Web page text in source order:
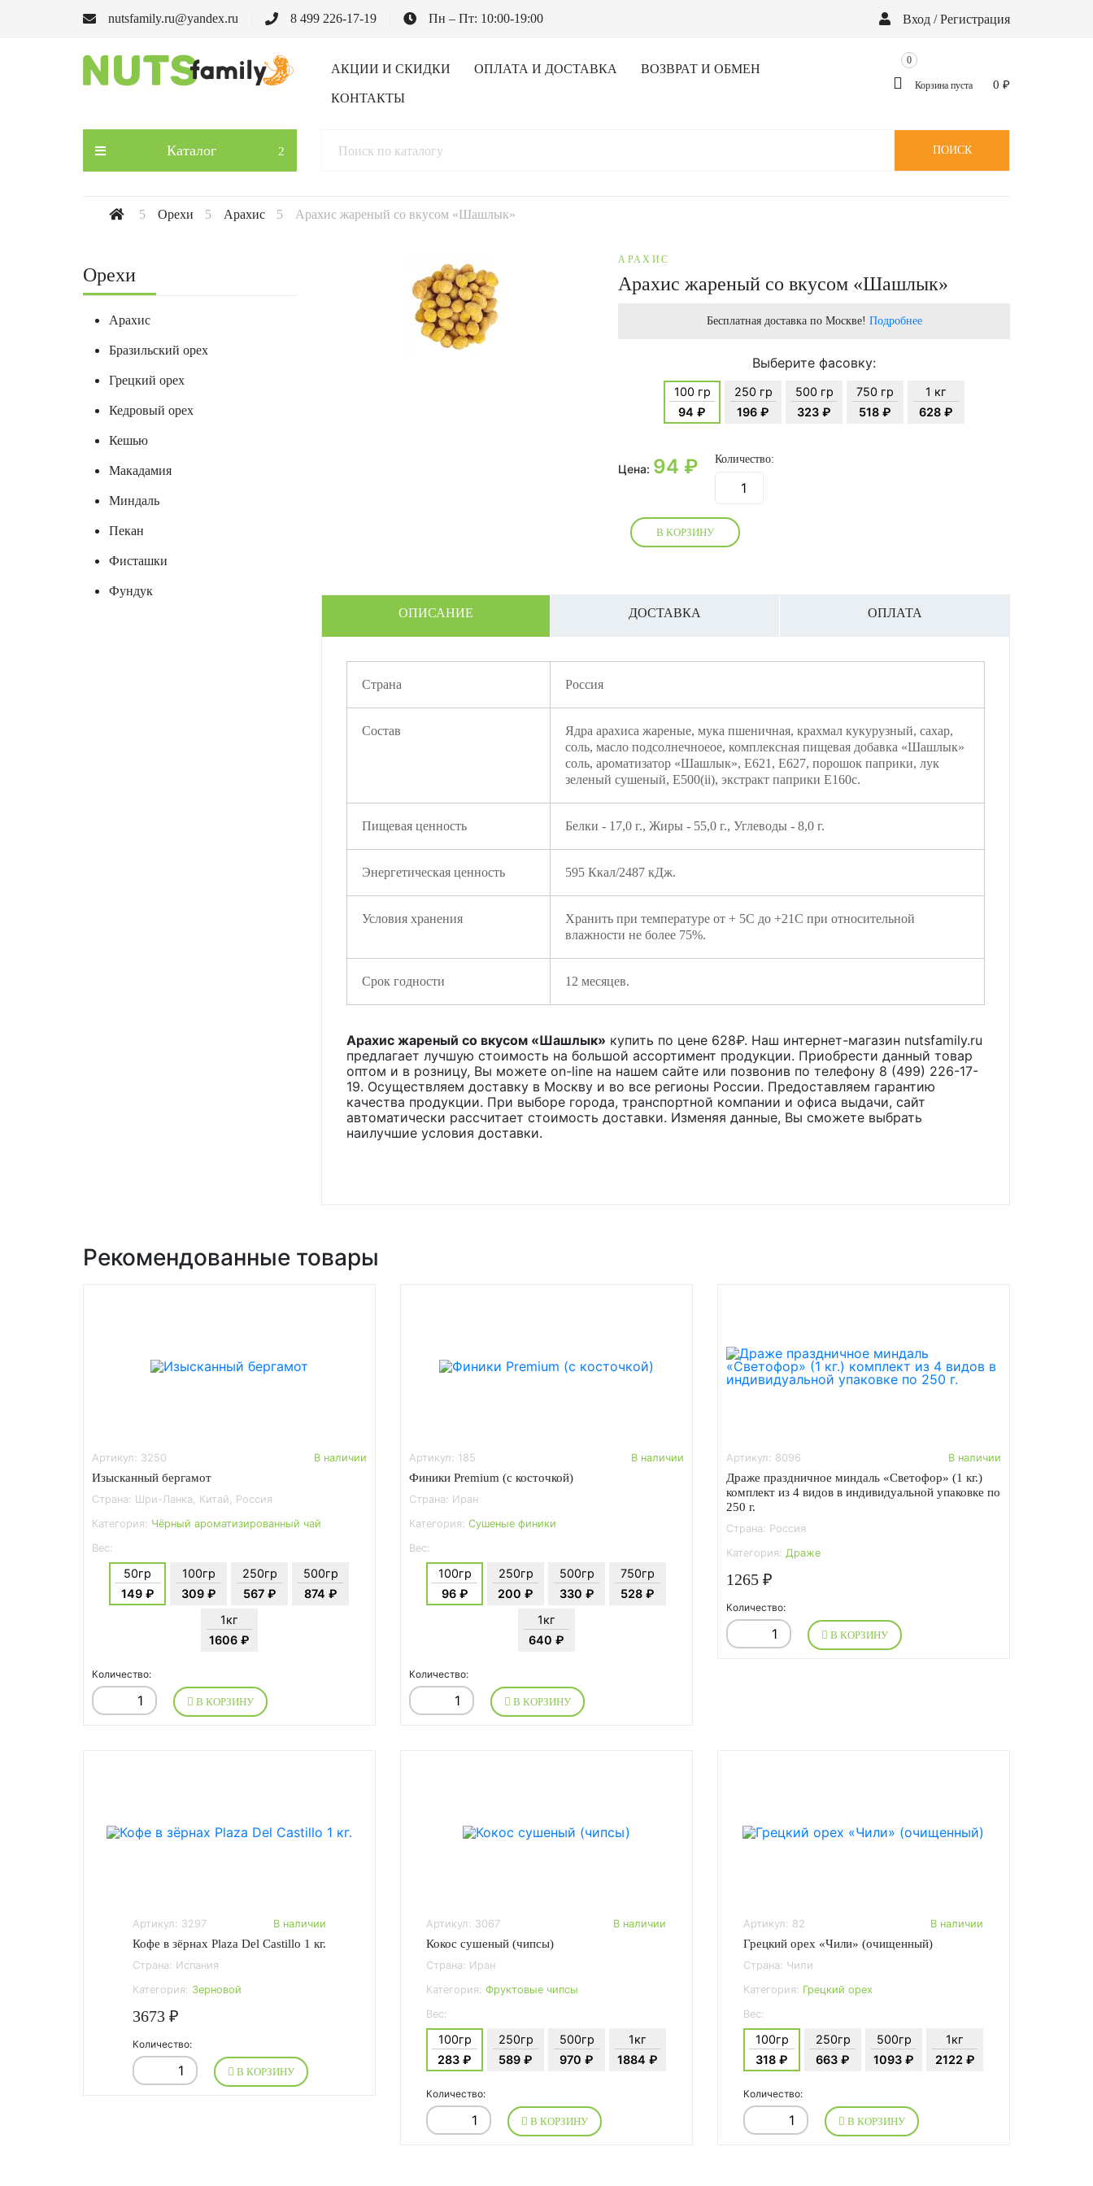
nutsfamily.ru@yandex.ru 8 499 226-17-19 Пн – Пт: 10:00-19:00 Вход / Регистрация
АКЦИИ И СКИДКИ ОПЛАТА И ДОСТАВКА ВОЗВРАТ И ОБМЕН
КОНТАКТЫ
Корзина пуста
0
0 ₽
Каталог ПОИСК
Орехи Арахис Арахис жареный со вкусом «Шашлык»
Орехи
Арахис
Бразильский орех
Грецкий орех
Кедровый орех
Кешью
Макадамия
Миндаль
Пекан
Фисташки
Фундук
АРАХИС
Арахис жареный со вкусом «Шашлык»
Бесплатная доставка по Москве! Подробнее
Выберите фасовку:
100 гр
94 ₽
250 гр
196 ₽
500 гр
323 ₽
750 гр
518 ₽
1 кг
628 ₽
Цена: 94 ₽ Количество:
В КОРЗИНУ
ОПИСАНИЕ ДОСТАВКА ОПЛАТА
Страна Россия
Состав
Ядра арахиса жареные, мука пшеничная, крахмал кукурузный, сахар,
соль, масло подсолнечноеое, комплексная пищевая добавка «Шашлык»
соль, ароматизатор «Шашлык», Е621, Е627, порошок паприки, лук
зеленый сушеный, Е500(ii), экстракт паприки Е160с.
Пищевая ценность Белки - 17,0 г., Жиры - 55,0 г., Углеводы - 8,0 г.
Энергетическая ценность 595 Ккал/2487 кДж.
Условия хранения
Хранить при температуре от + 5С до +21С при относительной
влажности не более 75%.
Срок годности 12 месяцев.
Арахис жареный со вкусом «Шашлык» купить по цене 628₽. Наш интернет-магазин nutsfamily.ru
предлагает лучшую стоимость на большой ассортимент продукции. Приобрести данный товар
оптом и в розницу, Вы можете on-line на нашем сайте или позвонив по телефону 8 (499) 226-17-
19. Осуществляем доставку в Москву и во все регионы России. Предоставляем гарантию
качества продукции. При выборе города, транспортной компании и офиса выдачи, сайт
автоматически рассчитает стоимость доставки. Изменяя данные, Вы сможете выбрать
наилучшие условия доставки.
Рекомендованные товары
Артикул: 3250 В наличии
Изысканный бергамот
Страна: Шри-Ланка, Китай, Россия
Категория: Чёрный ароматизированный чай
Вес:
50гр
149 ₽
100гр
309 ₽
250гр
567 ₽
500гр
874 ₽
1кг
1606 ₽
Количество:
В КОРЗИНУ
Артикул: 185 В наличии
Финики Premium (с косточкой)
Страна: Иран
Категория: Сушеные финики
Вес:
100гр
96 ₽
250гр
200 ₽
500гр
330 ₽
750гр
528 ₽
1кг
640 ₽
Количество:
В КОРЗИНУ
Артикул: 8096 В наличии
Драже праздничное миндаль «Светофор» (1 кг.)
комплект из 4 видов в индивидуальной упаковке по
250 г.
Страна: Россия
Категория: Драже
1265 ₽
Количество:
В КОРЗИНУ
Артикул: 3297 В наличии
Кофе в зёрнах Plaza Del Castillo 1 кг.
Страна: Испания
Категория: Зерновой
3673 ₽
Количество:
В КОРЗИНУ
Артикул: 3067 В наличии
Кокос сушеный (чипсы)
Страна: Иран
Категория:Фруктовые чипсы
Вес:
100гр
283 ₽
250гр
589 ₽
500гр
970 ₽
1кг
1884 ₽
Количество:
В КОРЗИНУ
Артикул: 82 В наличии
Грецкий орех «Чили» (очищенный)
Страна: Чили
Категория: Грецкий орех
Вес:
100гр
318 ₽
250гр
663 ₽
500гр
1093 ₽
1кг
2122 ₽
Количество:
В КОРЗИНУ